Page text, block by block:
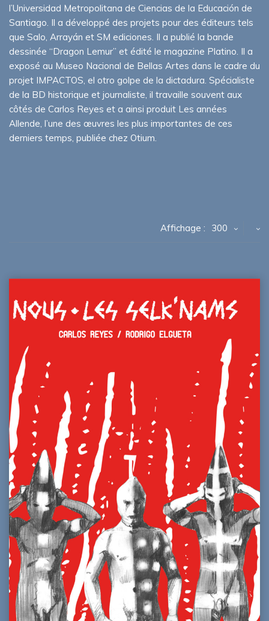
l’Universidad Metropolitana de Ciencias de la Educación de
Santiago. Il a développé des projets pour des éditeurs tels
que Salo, Arrayán et SM ediciones. Il a publié la bande
dessinée “Dragon Lemur” et édité le magazine Platino. Il a
exposé au Museo Nacional de Bellas Artes dans le cadre du
projet IMPACTOS, el otro golpe de la dictadura. Spécialiste
de la BD historique et journaliste, il travaille souvent aux
côtés de Carlos Reyes et a ainsi produit Les années
Allende, l’une des œuvres les plus importantes de ces
derniers temps, publiée chez Otium.
Affichage : 300